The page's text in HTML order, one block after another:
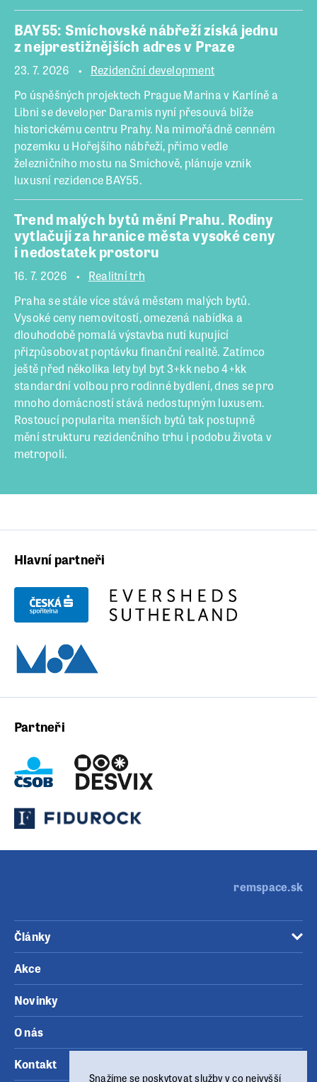
BAY55: Smíchovské nábřeží získá jednu
z nejprestižnějších adres v Praze
23. 7. 2026
Rezidenční development
Po úspěšných projektech Prague Marina v Karlíně a
Libni se developer Daramis nyní přesouvá blíže
historickému centru Prahy. Na mimořádně cenném
pozemku u Hořejšího nábřeží, přímo vedle
železničního mostu na Smíchově, plánuje vznik
luxusní rezidence BAY55.
Trend malých bytů mění Prahu. Rodiny
vytlačují za hranice města vysoké ceny
i nedostatek prostoru
16. 7. 2026
Realitní trh
Praha se stále více stává městem malých bytů.
Vysoké ceny nemovitostí, omezená nabídka a
dlouhodobě pomalá výstavba nutí kupující
přizpůsobovat poptávku finanční realitě. Zatímco
ještě před několika lety byl byt 3+kk nebo 4+kk
standardní volbou pro rodinné bydlení, dnes se pro
mnoho domácností stává nedostupným luxusem.
Rostoucí popularita menších bytů tak postupně
mění strukturu rezidenčního trhu i podobu života v
metropoli.
Hlavní partneři
Partneři
remspace.sk
Články
Akce
Novinky
O nás
Kontakt
Snažíme se poskytovat služby v co nejvyšší